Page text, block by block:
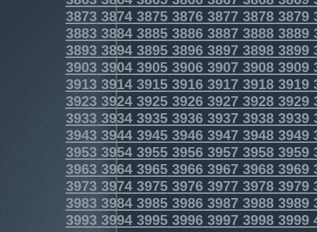
3873387438753876387738783879
3883388438853886388738883889
3893389438953896389738983899
3903390439053906390739083909
3913391439153916391739183919
3923392439253926392739283929
3933393439353936393739383939
3943394439453946394739483949
3953395439553956395739583959
3963396439653966396739683969
3973397439753976397739783979
3983398439853986398739883989
3993399439953996399739983999